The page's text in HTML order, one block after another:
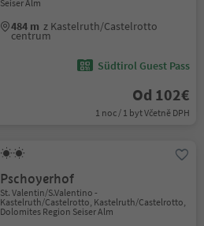
Seiser Alm
484 m z Kastelruth/Castelrotto
centrum
Südtirol Guest Pass
Od 102€
1 noc / 1 byt Včetně DPH
Pschoyerhof
St. Valentin/S.Valentino -
Kastelruth/Castelrotto, Kastelruth/Castelrotto,
Dolomites Region Seiser Alm